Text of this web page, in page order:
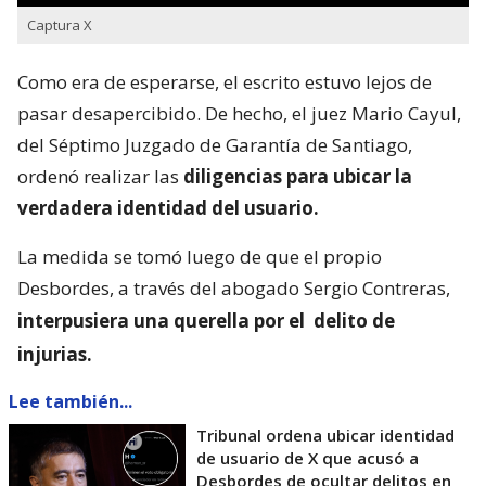
Captura X
Como era de esperarse, el escrito estuvo lejos de
pasar desapercibido. De hecho, el juez Mario Cayul,
del Séptimo Juzgado de Garantía de Santiago,
ordenó realizar las diligencias para ubicar la
verdadera identidad del usuario.
La medida se tomó luego de que el propio
Desbordes, a través del abogado Sergio Contreras,
interpusiera una querella por el delito de
injurias.
Lee también...
Tribunal ordena ubicar identidad
de usuario de X que acusó a
Desbordes de ocultar delitos en